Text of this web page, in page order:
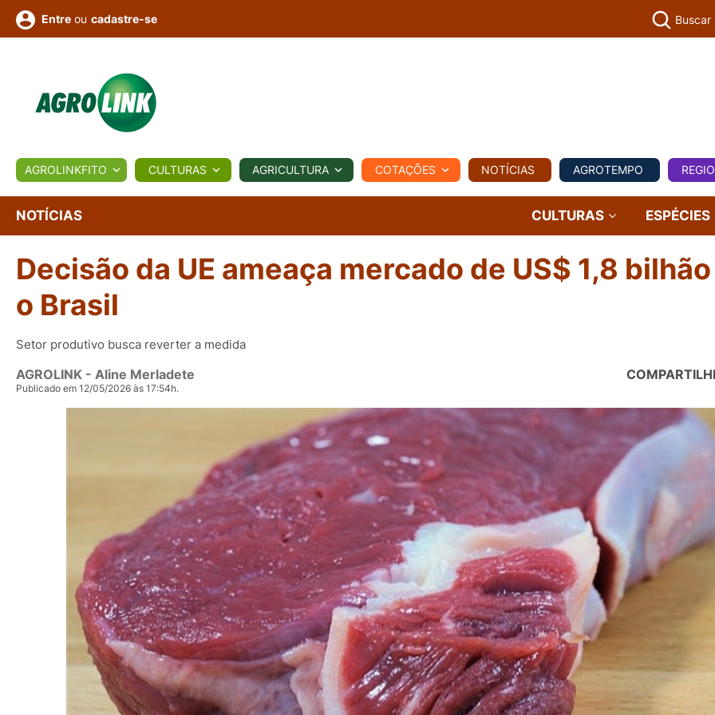
BIOLÓGICOS COTAÇÕES NOTÍCIAS AGROTEMPO REGIONAL COMERCIAL AGROVIAGENS
Conversor Colunistas Eventos
e
Vídeos
Entre ou cadastre-se Buscar
AGROLINKFITO CULTURAS AGRICULTURA COTAÇÕES NOTÍCIAS AGROTEMPO
NOTÍCIAS CULTURAS ESPÉCIES
Decisão da UE ameaça mercado de US$ 1,8
o Brasil
Setor produtivo busca reverter a medida
AGROLINK - Aline Merladete
Publicado em 12/05/2026 às 17:54h.